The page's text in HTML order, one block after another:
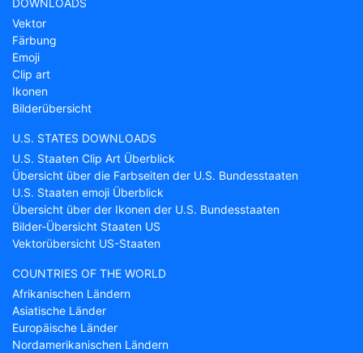
DOWNLOADS
Vektor
Färbung
Emoji
Clip art
Ikonen
Bilderübersicht
U.S. STATES DOWNLOADS
U.S. Staaten Clip Art Überblick
Übersicht über die Farbseiten der U.S. Bundesstaaten
U.S. Staaten emoji Überblick
Übersicht über der Ikonen der U.S. Bundesstaaten
Bilder-Übersicht Staaten US
Vektorübersicht US-Staaten
COUNTRIES OF THE WORLD
Afrikanischen Ländern
Asiatische Länder
Europäische Länder
Nordamerikanischen Ländern